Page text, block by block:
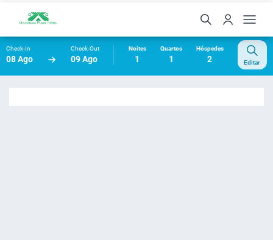
Check-In
08 Ago
Check-Out
09 Ago
Noites
1
Quartos
1
Hóspedes
2 Editar